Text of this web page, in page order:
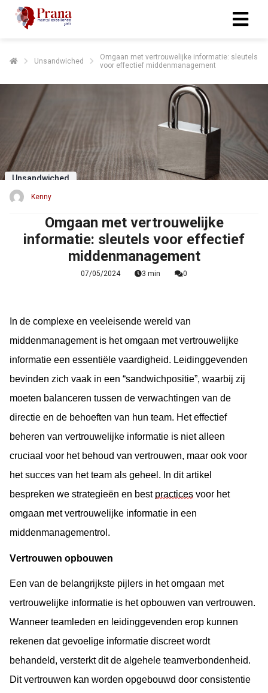
Unsandwiched
Omgaan met vertrouwelijke informatie: sleutels
voor effectief middenmanagement
Unsandwiched
Kenny
Omgaan met vertrouwelijke
informatie: sleutels voor effectief
middenmanagement
07/05/2024 3 min 0
In de complexe en veeleisende wereld van
middenmanagement is het omgaan met vertrouwelijke
informatie een essentiële vaardigheid. Leidinggevenden
bevinden zich vaak in een “sandwichpositie”, waarbij zij
moeten balanceren tussen de verwachtingen van de
directie en de behoeften van hun team. Het effectief
beheren van vertrouwelijke informatie is niet alleen
cruciaal voor het behoud van vertrouwen, maar ook voor
het succes van het team als geheel. In dit artikel
bespreken we strategieën en best practices voor het
omgaan met vertrouwelijke informatie in een
middenmanagementrol.
Vertrouwen opbouwen
Een van de belangrijkste pijlers in het omgaan met
vertrouwelijke informatie is het opbouwen van vertrouwen.
Wanneer teamleden en leidinggevenden erop kunnen
rekenen dat gevoelige informatie discreet wordt
behandeld, versterkt dit de algehele teamverbondenheid.
Dit vertrouwen kan worden opgebouwd door consistentie